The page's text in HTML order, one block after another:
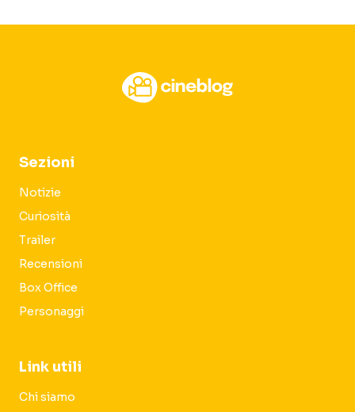
Sezioni
Notizie
Curiosità
Trailer
Recensioni
Box Office
Personaggi
Link utili
Chi siamo